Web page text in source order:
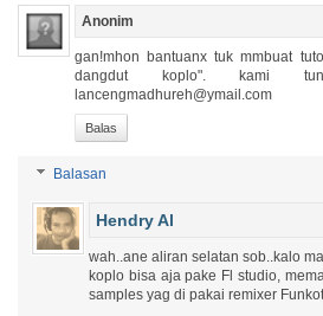
Anonim
gan!mhon bantuanx tuk mmbuat
dangdut koplo". kami
lancengmadhureh@ymail.com
Balas
Balasan
Hendry Al
wah..ane aliran selatan sob..kalo
koplo bisa aja pake Fl studio,
samples yag di pakai remixer Funkot